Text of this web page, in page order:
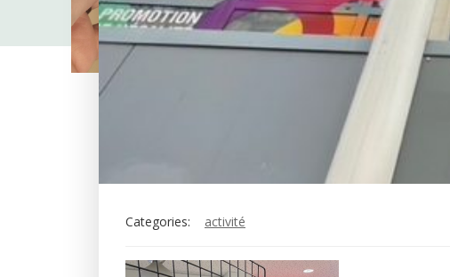
Categories: activité